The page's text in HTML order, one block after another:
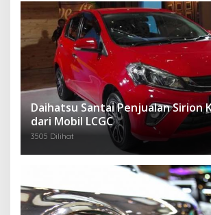
Daihatsu Santai Penjualan Sirion
dari Mobil LCGC
3505 Dilihat